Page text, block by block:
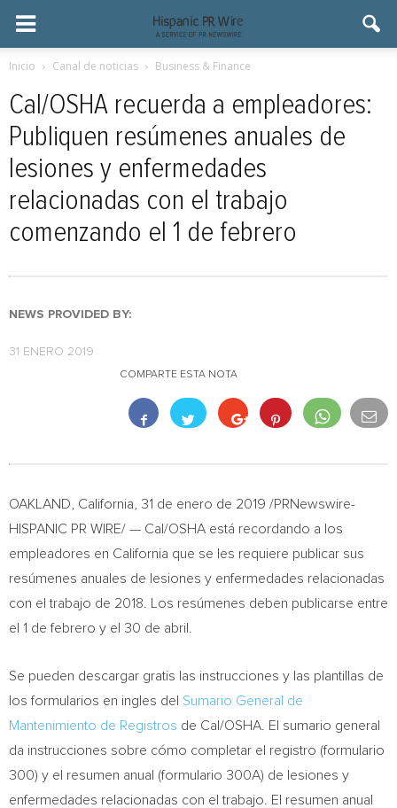
Inicio Canal de noticias Business & Finance
Cal/OSHA recuerda a empleadores:
Publiquen resúmenes anuales de
lesiones y enfermedades
relacionadas con el trabajo
comenzando el 1 de febrero
NEWS PROVIDED BY:
31 ENERO 2019
COMPARTE ESTA NOTA
OAKLAND, California 31 de enero de 2019 /PRNewswire-
HISPANIC PR WIRE/ — Cal/OSHA está recordando a los
empleadores en California que se les requiere publicar sus
resúmenes anuales de lesiones y enfermedades relacionadas
con el trabajo de 2018. Los resúmenes deben publicarse entre
el 1 de febrero y el 30 de abril.
Se pueden descargar gratis las instrucciones y las plantillas de
los formularios en ingles del Sumario General de
Mantenimiento de Registros de Cal/OSHA. El sumario general
da instrucciones sobre cómo completar el registro (formulario
300) y el resumen anual (formulario 300A) de lesiones y
enfermedades relacionadas con el trabajo. El resumen anual